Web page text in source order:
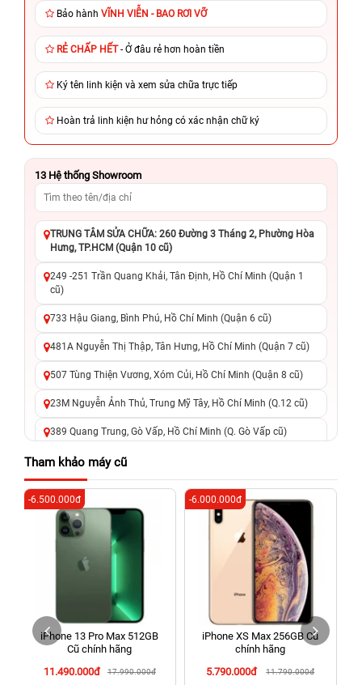
Bảo hành VĨNH VIỄN - BAO RƠI VỠ
RẺ CHẤP HẾT- Ở đâu rẻ hơn hoàn tiền
Ký tên linh kiện và xem sửa chữa trực tiếp
Hoàn trả linh kiện hư hỏng có xác nhận chữ ký
13 Hệ thống Showroom
TRUNG TÂM SỬA CHỮA: 260 Đường 3 Tháng 2, Phường Hòa
Hưng, TP.HCM (Quận 10 cũ)
249 -251 Trần Quang Khải, Tân Định, Hồ Chí Minh (Quận 1
cũ)
733 Hậu Giang, Bình Phú, Hồ Chí Minh (Quận 6 cũ)
481A Nguyễn Thị Thập, Tân Hưng, Hồ Chí Minh (Quận 7 cũ)
507 Tùng Thiện Vương, Xóm Củi, Hồ Chí Minh (Quận 8 cũ)
23M Nguyễn Ảnh Thủ, Trung Mỹ Tây, Hồ Chí Minh (Q.12 cũ)
389 Quang Trung, Gò Vấp, Hồ Chí Minh (Q. Gò Vấp cũ)
625 - 625A Âu Cơ, Tân Phú, Hồ Chí Minh (Quận Tân Phú cũ)
326 Lê Văn Việt, Tăng Nhơn Phú, Hồ Chí Minh (Q.9 TP. Thủ
Đức cũ)
256 Võ Văn Ngân, Thủ Đức, Hồ Chí Minh (Bình Thọ, TP. Thủ
70 Nguyễn An Ninh, Dĩ An, Hồ Chí Minh (Bình Dương Cũ)
24h Vũng Tàu: 162A Ba Cu, Vũng Tàu, Hồ Chí Minh (TP. Vũng
Tàu cũ)
198 Hoàng Văn Thụ, Tân Sơn Nhất, Hồ Chí Minh (Tân Bình
Tham khảo máy cũ
iPhone 13 Pro Max 512GB
Cũ chính hãng
11.490.000đ
17.990.000đ
-6.500.000đ
iPhone XS Max 256GB Cũ
chính hãng
5.790.000đ
11.790.000đ
-6.000.000đ